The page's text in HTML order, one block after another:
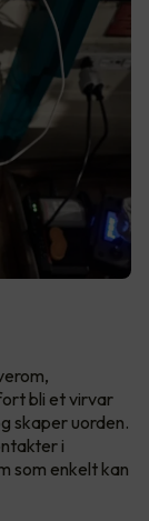
bli et virvar
skaper uorden.
i
som enkelt kan